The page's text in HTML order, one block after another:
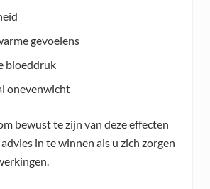
gevoelens
bloeddruk
onevenwicht
bewust te zijn van deze effecten
in te winnen als u zich zorgen